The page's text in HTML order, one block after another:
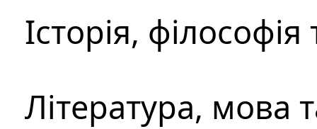
Історія,
Література, мова